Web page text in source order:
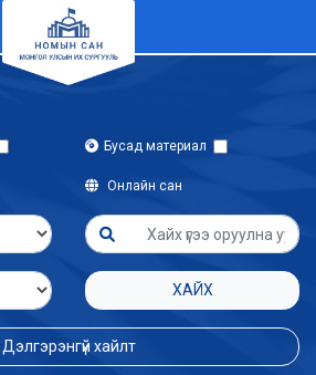
Бусад материал
Онлайн сан
ХАЙХ
Дэлгэрэнгүй хайлт